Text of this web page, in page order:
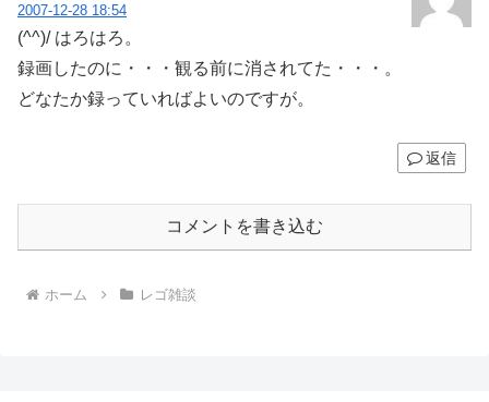
2007-12-28 18:54
(^^)/ はろはろ。
録画したのに・・・観る前に消されてた・・・。
どなたか録っていればよいのですが。
返信
コメントを書き込む
ホーム レゴ雑談